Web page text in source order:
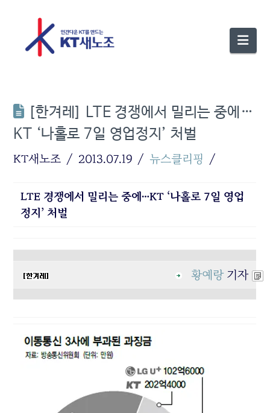
[한겨레] LTE 경쟁에서 밀리는 중에…
KT ‘나홀로 7일 영업정지’ 처벌
KT새노조 2013.07.19 뉴스클리핑
LTE 경쟁에서 밀리는 중에…KT ‘나홀로 7일 영업
정지’ 처벌
황예랑기자